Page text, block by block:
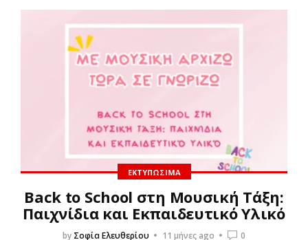
ΕΚΤΥΠΏΣΙΜΑ
Back to School στη Μουσική Τάξη:
Παιχνίδια και Εκπαιδευτικό Υλικό
by Σοφία Ελευθερίου 11 μήνες ago 0